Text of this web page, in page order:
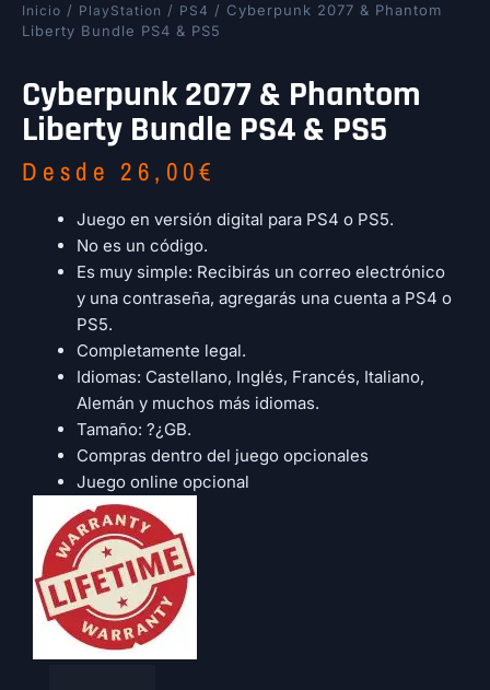
Inicio / PlayStation / PS4 / Cyberpunk 2077 & Phantom
Liberty Bundle PS4 & PS5
Cyberpunk 2077 & Phantom
Liberty Bundle PS4 & PS5
Desde 26,00€
Juego en versión digital para PS4 o PS5.
No es un código.
Es muy simple: Recibirás un correo electrónico
y una contraseña, agregarás una cuenta a PS4 o
PS5.
Completamente legal.
Idiomas: Castellano, Inglés, Francés, Italiano,
Alemán y muchos más idiomas.
Tamaño: ?¿GB.
Compras dentro del juego opcionales
Juego online opcional